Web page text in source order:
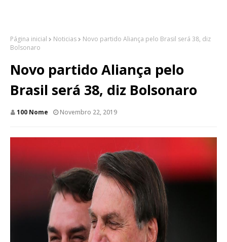
Página inicial Noticias
Novo partido Aliança pelo Brasil será 38, diz
Bolsonaro
Novo partido Aliança pelo
Brasil será 38, diz Bolsonaro
100 Nome Novembro 22, 2019